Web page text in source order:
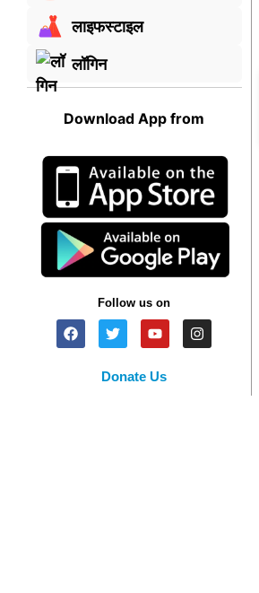
लाइफस्टाइल
लॉगिन
Download App from
Follow us on
Donate Us